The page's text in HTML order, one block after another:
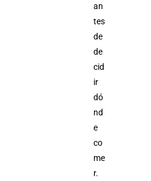
an
tes
de
de
cid
ir
dó
nd
e
co
me
r.